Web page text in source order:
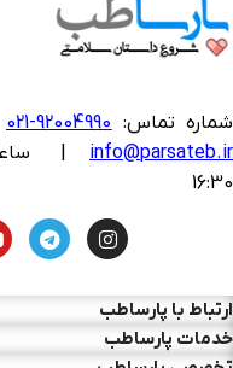
شماره تماس: 92004990-021
info@parsateb.ir
16:30
ارتباط با پارساطب
خدمات پارساطب